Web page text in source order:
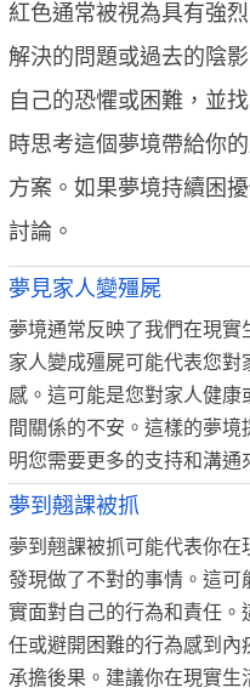
紅色通常被視為具有強
解決的問題或過去的陰
自己的恐懼或困難，並
時思考這個夢境帶給你
方案。如果夢境持續困
討論。
夢見家人變殭屍
夢境通常反映了我們在現
家人變成殭屍可能代表您
感。這可能是您對家人健康
間關係的不安。這樣的夢
明您需要更多的支持和溝通
夢到翹課被抓
夢到翹課被抓可能代表你
發現做了不對的事情。這
實面對自己的行為和責任。
任或避開困難的行為感到
承擔後果。建議你在現實